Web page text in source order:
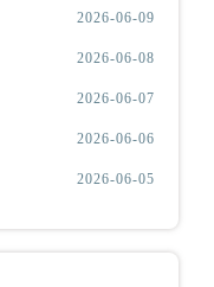
2026-06-09
2026-06-08
2026-06-07
2026-06-06
2026-06-05